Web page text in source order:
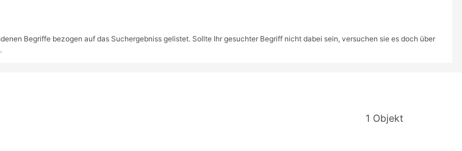
Begriffe bezogen auf das Suchergebniss gelistet. Sollte Ihr gesuchter Begriff nicht dabei sein, versuchen sie es doch über
1 Objekt